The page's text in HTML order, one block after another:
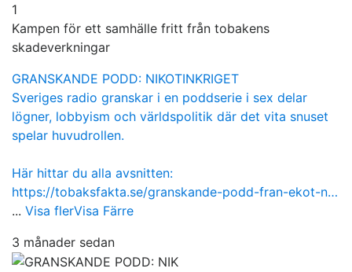
1
Kampen för ett samhälle fritt från tobakens
skadeverkningar
GRANSKANDE PODD: NIKOTINKRIGET
Sveriges radio granskar i en poddserie i sex delar
lögner, lobbyism och världspolitik där det vita snuset
spelar huvudrollen.
Här hittar du alla avsnitten:
https://tobaksfakta.se/granskande-podd-fran-ekot-n…
... Visa flerVisa Färre
3 månader sedan